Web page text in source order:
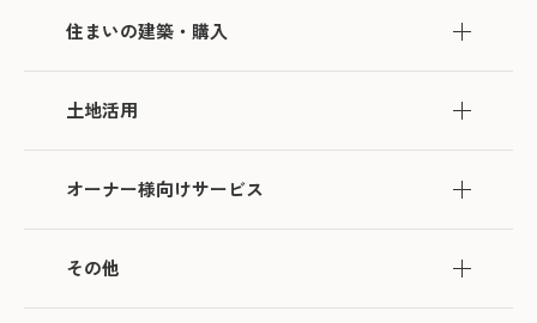
住まいの建築・購入
土地活用
オーナー様向けサービス
その他